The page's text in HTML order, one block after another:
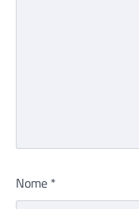
Nome *